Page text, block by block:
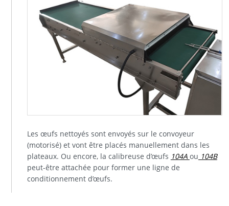
Les œufs nettoyés sont envoyés sur le convoyeur
(motorisé) et vont être placés manuellement dans les
plateaux. Ou encore, la calibreuse d’œufs 104A ou 104B
peut-être attachée pour former une ligne de
conditionnement d’œufs.